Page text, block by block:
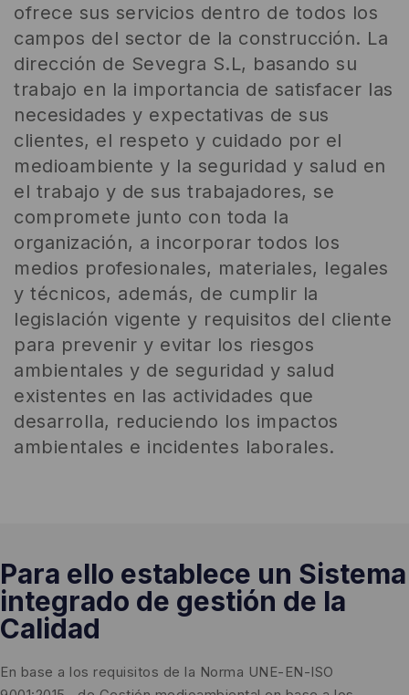
ofrece sus servicios dentro de todos los
campos del sector de la construcción. La
dirección de Sevegra S.L, basando su
trabajo en la importancia de satisfacer las
necesidades y expectativas de sus
clientes, el respeto y cuidado por el
medioambiente y la seguridad y salud en
el trabajo y de sus trabajadores, se
compromete junto con toda la
organización, a incorporar todos los
medios profesionales, materiales, legales
y técnicos, además, de cumplir la
legislación vigente y requisitos del cliente
para prevenir y evitar los riesgos
ambientales y de seguridad y salud
existentes en las actividades que
desarrolla, reduciendo los impactos
ambientales e incidentes laborales.
Para ello establece un Sistema
integrado de gestión de la
Calidad
En base a los requisitos de la Norma UNE-EN-ISO